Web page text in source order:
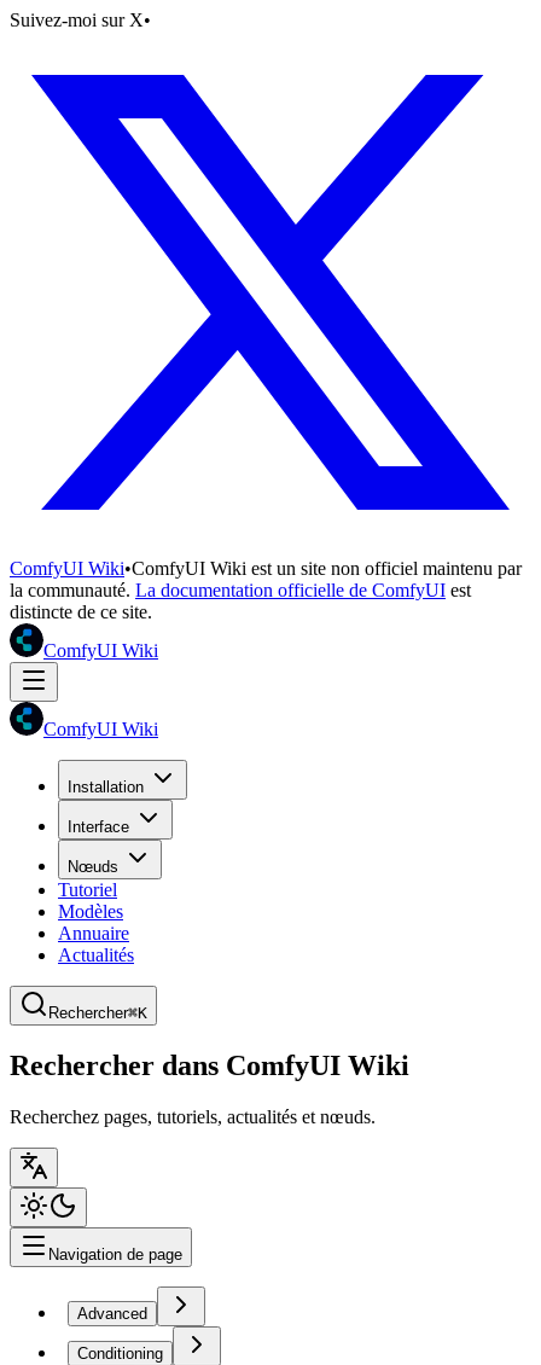
Suivez-moi sur X•
ComfyUI Wiki•ComfyUI Wiki est un site non officiel maintenu par
la communauté. La documentation officielle de ComfyUI est
distincte de ce site.
ComfyUI Wiki
ComfyUI Wiki
Installation
Interface
Nœuds
Tutoriel
Modèles
Annuaire
Actualités
Rechercher⌘K
Rechercher dans ComfyUI Wiki
Recherchez pages, tutoriels, actualités et nœuds.
Navigation de page
Advanced
Conditioning